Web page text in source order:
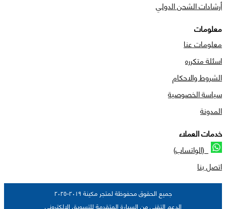
أرشادات الشحن الدولي
معلومات
معلومات عنا
اسئلة متكرره
الشروط والاحكام
سياسة الخصوصية
المدونة
خدمات العملاء
(الواتساب)
اتصل بنا
جميع الحقوق محفوظة لمتجر مكينة ٢٠١٩-٢٠٢٥
الدعم التقني من السيارة المتقدمة للتسويق الالكتروني